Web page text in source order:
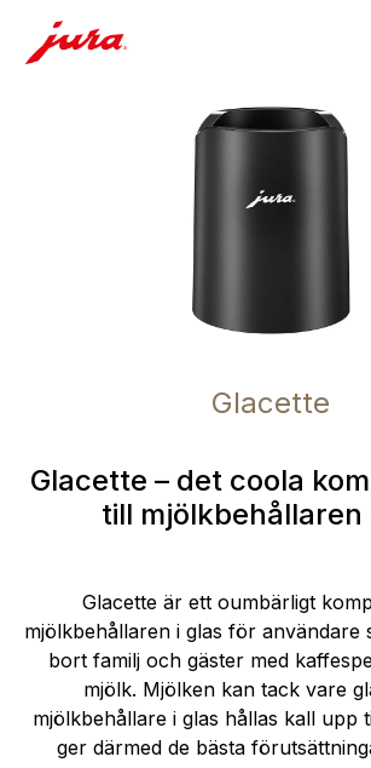
Glacette
Glacette – det coola
till mjölkbehållaren
Glacette är ett oumbärligt
mjölkbehållaren i glas för användare
bort familj och gäster med
mjölk. Mjölken kan tack vare
mjölkbehållare i glas hållas kall upp
ger därmed de bästa